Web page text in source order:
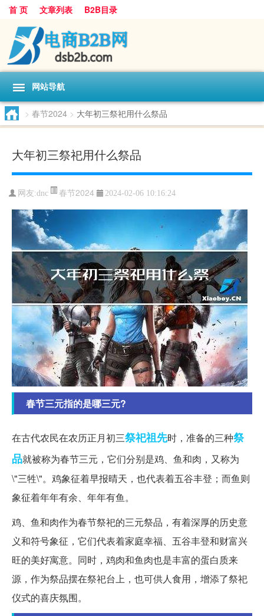
首 页 文章列表 B2B目录
网站导航
> 春节2024 > 大年初三祭祀用什么祭品
大年初三祭祀用什么祭品
网友:dnc 春节2024 2024-02-06 10:16:24
春节三元指的是哪三元?
在古代农民在农历正月初三祭祀祖先时，准备的三种祭
品就被称为春节三元，它们分别是鸡、鱼和肉，又称为
\"三牲\"。鸡象征着早报晴天，也代表着五谷丰登；而鱼则
象征着年年有余、年年有鱼。
鸡、鱼和肉作为春节祭祀的三元祭品，有着深厚的历史意
义和符号象征，它们代表着家庭幸福、五谷丰登和财富兴
旺的美好寓意。同时，鸡肉和鱼肉也是丰富的蛋白质来
源，作为祭品摆在祭祀台上，也可供人食用，增添了祭祀
仪式的喜庆氛围。